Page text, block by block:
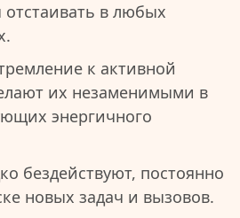
в любых
к активной
их незаменимыми в
энергичного
бездействуют, постоянно
новых задач и вызовов.